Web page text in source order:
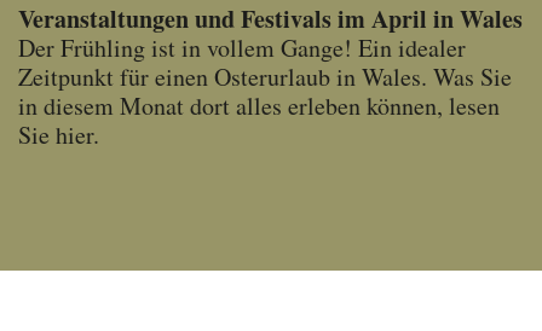
Veranstaltungen und Festivals im April in Wales
Der Frühling ist in vollem Gange! Ein idealer
Zeitpunkt für einen Osterurlaub in Wales. Was Sie
in diesem Monat dort alles erleben können, lesen
Sie hier.